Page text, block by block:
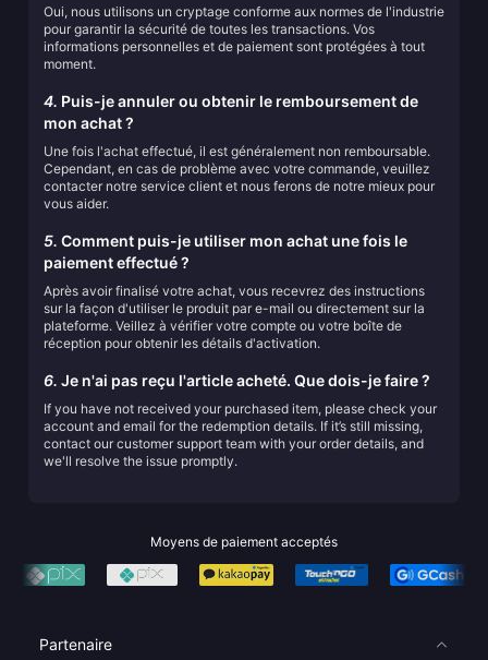
Oui, nous utilisons un cryptage conforme aux normes de l'industrie
pour garantir la sécurité de toutes les transactions. Vos
informations personnelles et de paiement sont protégées à tout
moment.
4. Puis-je annuler ou obtenir le remboursement de
mon achat ?
Une fois l'achat effectué, il est généralement non remboursable.
Cependant, en cas de problème avec votre commande, veuillez
contacter notre service client et nous ferons de notre mieux pour
vous aider.
5. Comment puis-je utiliser mon achat une fois le
paiement effectué ?
Après avoir finalisé votre achat, vous recevrez des instructions
sur la façon d'utiliser le produit par e-mail ou directement sur la
plateforme. Veillez à vérifier votre compte ou votre boîte de
réception pour obtenir les détails d'activation.
6. Je n'ai pas reçu l'article acheté. Que dois-je faire ?
If you have not received your purchased item, please check your
account and email for the redemption details. If it’s still missing,
contact our customer support team with your order details, and
we'll resolve the issue promptly.
Moyens de paiement acceptés
Partenaire